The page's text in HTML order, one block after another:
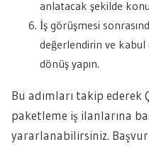
anlatacak şekilde
İş görüşmesi
değerlendirin ve
dönüş yapın.
Bu adımları takip ederek
paketleme iş ilanlarına
yararlanabilirsiniz.